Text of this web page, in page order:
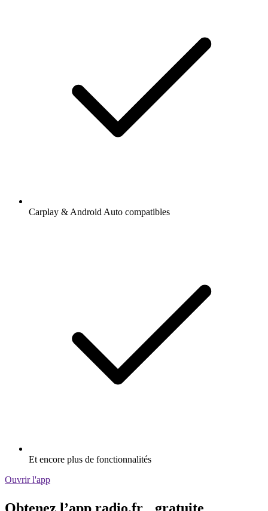
Carplay & Android Auto compatibles
Et encore plus de fonctionnalités
Ouvrir l'app